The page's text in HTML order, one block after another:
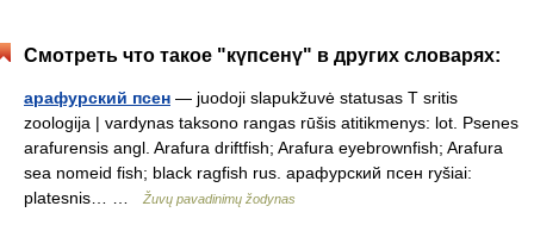
Смотреть что такое "күпсенү" в других словарях:
арафурский псен — juodoji slapukžuvė statusas T sritis
zoologija | vardynas taksono rangas rūšis atitikmenys: lot. Psenes
arafurensis angl. Arafura driftfish; Arafura eyebrownfish; Arafura
sea nomeid fish; black ragfish rus. арафурский псен ryšiai:
platesnis… …
Žuvų pavadinimų žodynas